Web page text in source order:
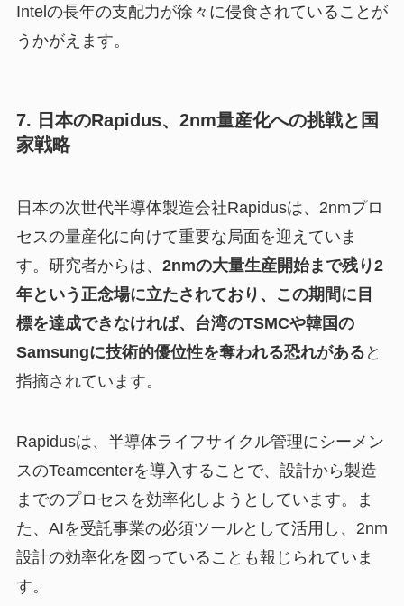
Intelの長年の支配力が徐々に侵食されていることが
うかがえます。
7. 日本のRapidus、2nm量産化への挑戦と国
家戦略
日本の次世代半導体製造会社Rapidusは、2nmプロ
セスの量産化に向けて重要な局面を迎えていま
す。研究者からは、 2nmの大量生産開始まで残り2
年という正念場に立たされており、この期間に目
標を達成できなければ、台湾のTSMCや韓国の
Samsungに技術的優位性を奪われる恐れがある と
指摘されています。
Rapidusは、半導体ライフサイクル管理にシーメン
スのTeamcenterを導入することで、設計から製造
までのプロセスを効率化しようとしています。ま
た、AIを受託事業の必須ツールとして活用し、2nm
設計の効率化を図っていることも報じられていま
す。